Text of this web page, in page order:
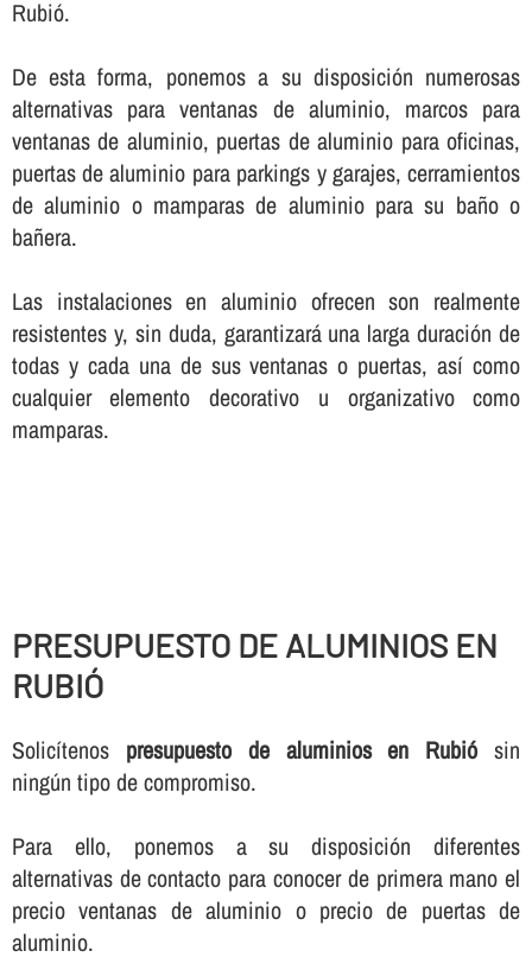
Rubió.
De esta forma, ponemos a su disposición numerosas
alternativas para ventanas de aluminio, marcos para
ventanas de aluminio, puertas de aluminio para oficinas,
puertas de aluminio para parkings y garajes, cerramientos
de aluminio o mamparas de aluminio para su baño o
bañera.
Las instalaciones en aluminio ofrecen son realmente
resistentes y, sin duda, garantizará una larga duración de
todas y cada una de sus ventanas o puertas, así­ como
cualquier elemento decorativo u organizativo como
mamparas.
PRESUPUESTO DE ALUMINIOS EN
RUBIÓ
Solicí­tenos presupuesto de aluminios en Rubió sin
ningún tipo de compromiso.
Para ello, ponemos a su disposición diferentes
alternativas de contacto para conocer de primera mano el
precio ventanas de aluminio o precio de puertas de
aluminio.